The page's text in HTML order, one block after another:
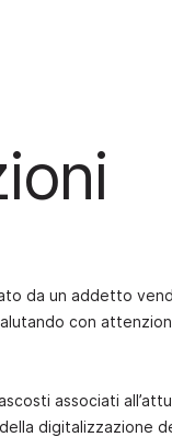
da un addetto
con
associati
digitalizzazione